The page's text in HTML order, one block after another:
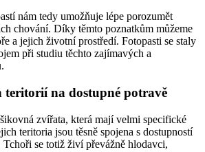
nám tedy umožňuje lépe porozumět
chování. Díky těmto poznatkům můžeme
a jejich životní prostředí. Fotopasti se staly
při studiu těchto zajímavých a
teritorií na dostupné potravě
zvířata, která mají velmi specifické
teritoria jsou těsně spojena s dostupností
se totiž živí převážně hlodavci,